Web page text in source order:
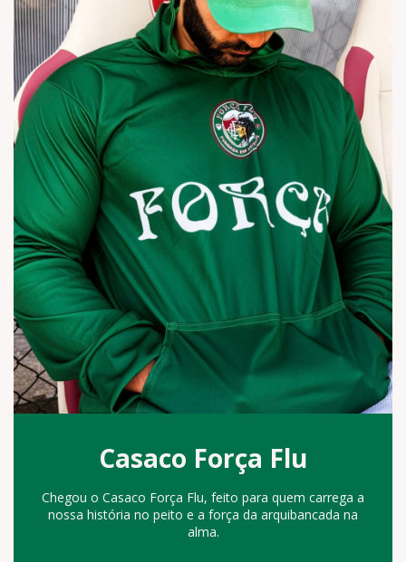
Casaco Força Flu
Chegou o Casaco Força Flu, feito para quem carrega a
nossa história no peito e a força da arquibancada na
alma.